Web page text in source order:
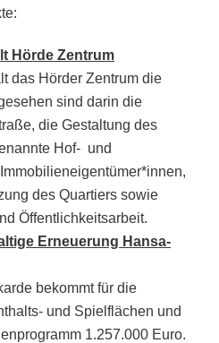
Hörde Zentrum
das Hörder Zentrum die
sind darin die
die Gestaltung des
Hof- und
des Quartiers sowie
Öffentlichkeitsarbeit.
Erneuerung Hansa-
bekommt für die
und Spielflächen und
1.257.000 Euro.